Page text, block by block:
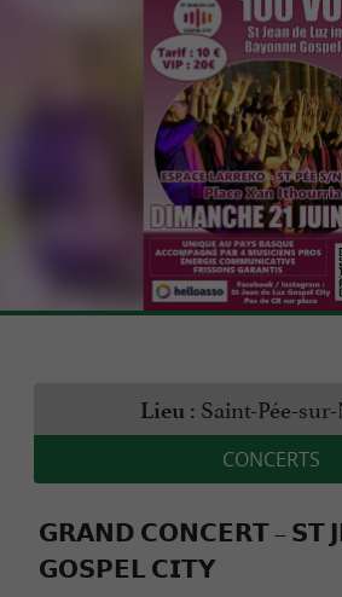
Lieu : Saint-Pée-
CONCERTS
𝗚𝗥𝗔𝗡𝗗 𝗖𝗢𝗡𝗖𝗘𝗥𝗧 – 𝗦𝗧
𝗚𝗢𝗦𝗣𝗘𝗟 𝗖𝗜𝗧𝗬